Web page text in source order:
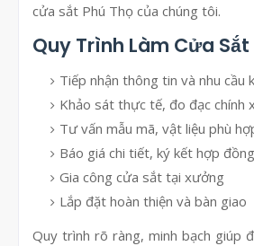
cửa sắt Phú Thọ của chúng tôi.
Quy Trình Làm Cửa Sắt
Tiếp nhận thông tin và nhu cầu
Khảo sát thực tế, đo đạc chính
Tư vấn mẫu mã, vật liệu phù
Báo giá chi tiết, ký kết hợp đồng
Gia công cửa sắt tại xưởng
Lắp đặt hoàn thiện và bàn giao
Quy trình rõ ràng, minh bạch giúp